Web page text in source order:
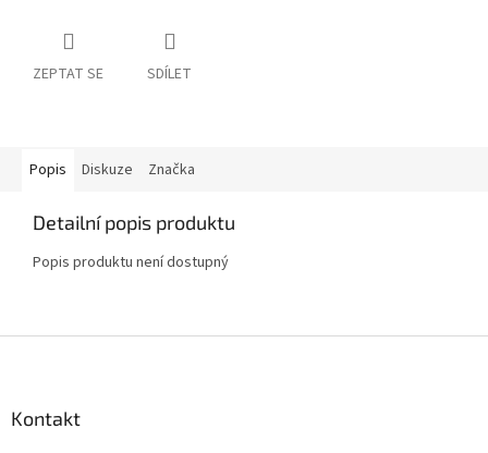
ZEPTAT SE SDÍLET
Popis Diskuze Značka
Detailní popis produktu
Popis produktu není dostupný
Kontakt